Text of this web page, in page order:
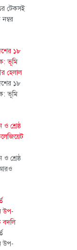
টেকসই
১৮
ভূমি
হেলাল
১৮
ভূমি
ও শ্রেষ্ঠ
ও শ্রেষ্ঠ
উপ-
বদলি
উপ-